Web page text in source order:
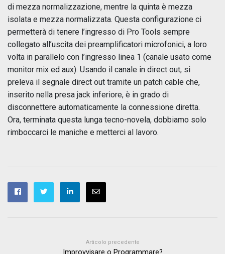
di mezza normalizzazione, mentre la quinta è mezza
isolata e mezza normalizzata. Questa configurazione ci
permetterà di tenere l’ingresso di Pro Tools sempre
collegato all’uscita dei preamplificatori microfonici, a loro
volta in parallelo con l’ingresso linea 1 (canale usato come
monitor mix ed aux). Usando il canale in direct out, si
preleva il segnale direct out tramite un patch cable che,
inserito nella presa jack inferiore, è in grado di
disconnettere automaticamente la connessione diretta.
Ora, terminata questa lunga tecno-novela, dobbiamo solo
rimboccarci le maniche e metterci al lavoro.
Articolo precedente